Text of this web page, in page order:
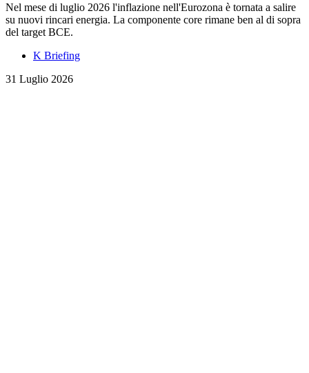
Nel mese di luglio 2026 l'inflazione nell'Eurozona è tornata a salire
su nuovi rincari energia. La componente core rimane ben al di sopra
del target BCE.
K Briefing
31 Luglio 2026